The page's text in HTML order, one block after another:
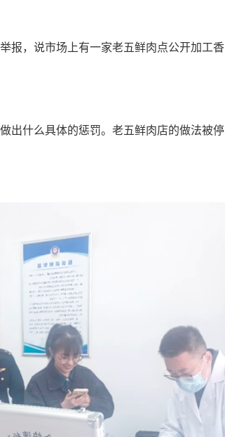
报，说市场上有一家老五鲜肉点公开加工香
出什么具体的惩罚。老五鲜肉店的做法被停